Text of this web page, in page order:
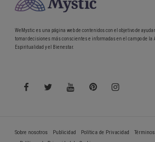
WeMystic es una página web de contenidos con el objetivo de
tomar decisiones más conscientes e informadas en el campo de la
Espiritualidad y el Bienestar.
Sobre nosotros Publicidad Política de Privacidad